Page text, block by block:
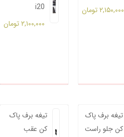
۲,۱۵۰,۰۰۰تومان
i20
۲,۱۰۰,۰۰۰تومان
تیغه برف پاک
کن جلو راست
تیغه برف پاک
کن عقب